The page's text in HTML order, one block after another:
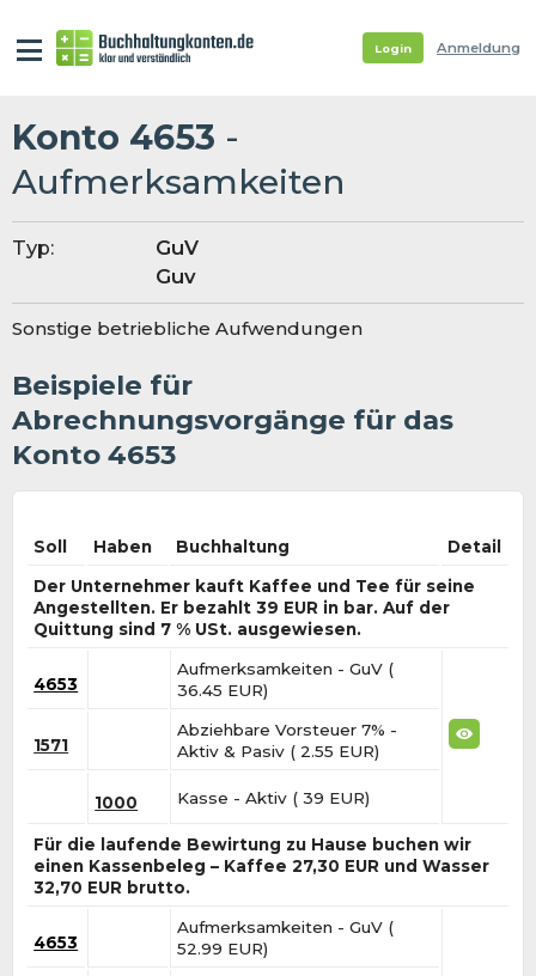
Login Anmeldung
Konto 4653 -
Aufmerksamkeiten
Typ:
GuV
Guv
Sonstige betriebliche Aufwendungen
Beispiele für
Abrechnungsvorgänge für das
Konto 4653
Soll Haben Buchhaltung Detail
Der Unternehmer kauft Kaffee und Tee für seine
Angestellten. Er bezahlt 39 EUR in bar. Auf der
Quittung sind 7 % USt. ausgewiesen.
4653
Aufmerksamkeiten - GuV (
36.45 EUR)
1571
Abziehbare Vorsteuer 7% -
Aktiv & Pasiv ( 2.55 EUR)
1000 Kasse - Aktiv ( 39 EUR)
Für die laufende Bewirtung zu Hause buchen wir
einen Kassenbeleg – Kaffee 27,30 EUR und Wasser
32,70 EUR brutto.
4653
Aufmerksamkeiten - GuV (
52.99 EUR)